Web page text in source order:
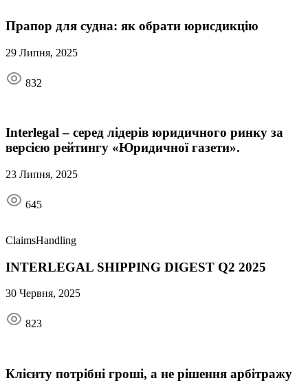
Прапор для судна: як обрати юрисдикцію
29 Липня, 2025
832
Interlegal – серед лідерів юридичного ринку за
версією рейтингу «Юридичної газети».
23 Липня, 2025
645
ClaimsHandling
INTERLEGAL SHIPPING DIGEST Q2 2025
30 Червня, 2025
823
Клієнту потрібні гроші, а не рішення арбітражу